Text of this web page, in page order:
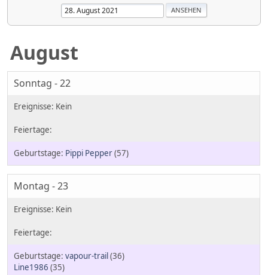
August
Sonntag - 22
Pippi Pepper(57)
Montag - 23
vapour-trail(36)
Line1986 (35)